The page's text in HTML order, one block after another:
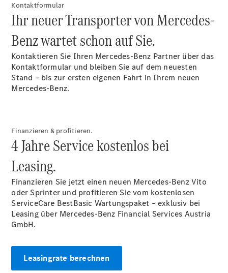
Kontaktformular
Ihr neuer Transporter von Mercedes-
Benz wartet schon auf Sie.
Kontaktieren Sie Ihren Mercedes-Benz Partner über das
Kontaktformular und bleiben Sie auf dem neuesten
Stand – bis zur ersten eigenen Fahrt in Ihrem neuen
Mercedes-Benz.
Finanzieren & profitieren.
4 Jahre Service kostenlos bei
Leasing.
Finanzieren Sie jetzt einen neuen Mercedes-Benz Vito
oder Sprinter und profitieren Sie vom kostenlosen
ServiceCare BestBasic Wartungspaket – exklusiv bei
Leasing über Mercedes-Benz Financial Services Austria
GmbH.
Leasingrate berechnen